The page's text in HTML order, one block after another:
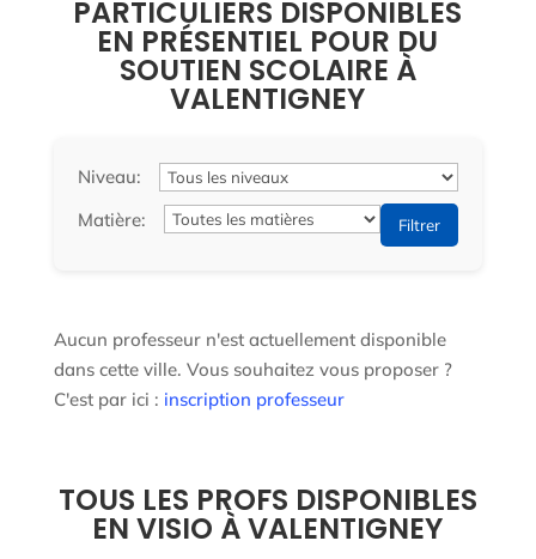
PARTICULIERS DISPONIBLES
EN PRÉSENTIEL POUR DU
SOUTIEN SCOLAIRE À
VALENTIGNEY
Niveau:
Matière:
Filtrer
Aucun professeur n'est actuellement disponible
dans cette ville. Vous souhaitez vous proposer ?
C'est par ici : inscription professeur
TOUS LES PROFS DISPONIBLES
EN VISIO À VALENTIGNEY